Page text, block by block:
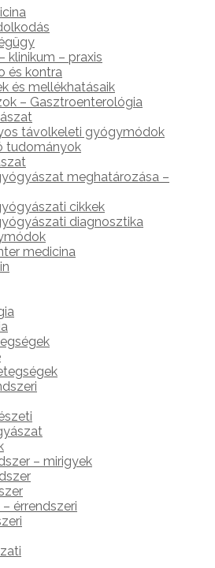
klinikum – praxis
és kontra
és mellékhatásaik
– Gasztroenterológia
távolkeleti gyógymódok
tudományok
meghatározása –
cikkek
diagnosztika
medicina
– mirigyek
érrendszeri